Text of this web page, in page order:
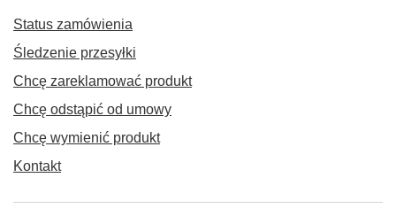
Status zamówienia
Śledzenie przesyłki
Chcę zareklamować produkt
Chcę odstąpić od umowy
Chcę wymienić produkt
Kontakt